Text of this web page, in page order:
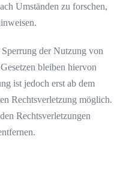
Umständen zu forschen,
der Nutzung von
bleiben hiervon
ist jedoch erst ab dem
Rechtsverletzung möglich.
Rechtsverletzungen